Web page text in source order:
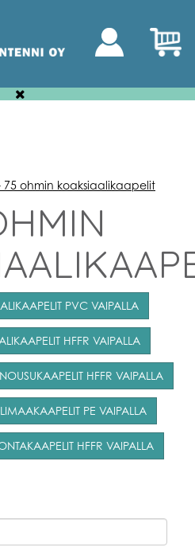
75 ohmin koaksiaalikaapelit
PVC VAIPALLA
HFFR VAIPALLA
HFFR VAIPALLA
PE VAIPALLA
HFFR VAIPALLA